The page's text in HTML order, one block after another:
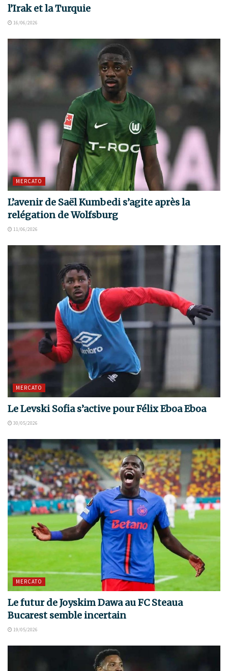
l’Irak et la Turquie
16/06/2026
MERCATO
L’avenir de Saël Kumbedi s’agite après la
relégation de Wolfsburg
11/06/2026
MERCATO
Le Levski Sofia s’active pour Félix Eboa Eboa
30/05/2026
MERCATO
Le futur de Joyskim Dawa au FC Steaua
Bucarest semble incertain
19/05/2026